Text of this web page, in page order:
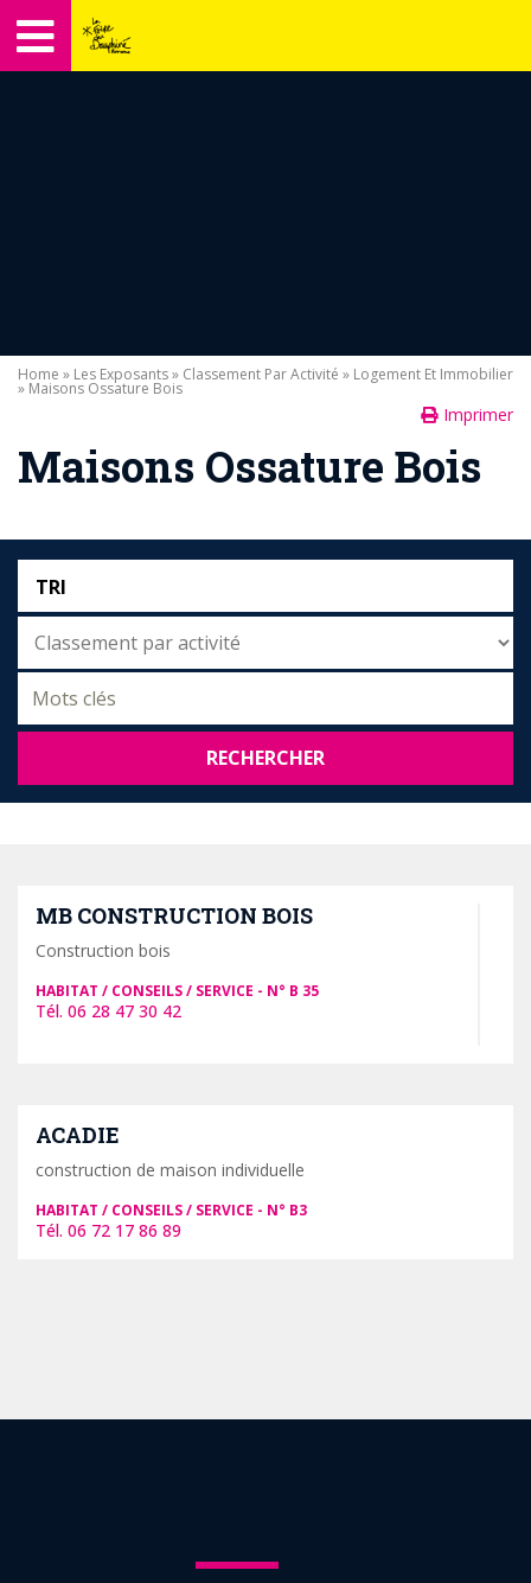
Home » Les Exposants» Classement Par Activité » Logement Et Immobilier
» Maisons Ossature Bois
Imprimer
Maisons Ossature Bois
TRI
RECHERCHER
MB CONSTRUCTION BOIS
Construction bois
HABITAT / CONSEILS / SERVICE B 35
06 28 47 30 42
ACADIE
construction de maison individuelle
HABITAT / CONSEILS / SERVICE B3
06 72 17 86 89